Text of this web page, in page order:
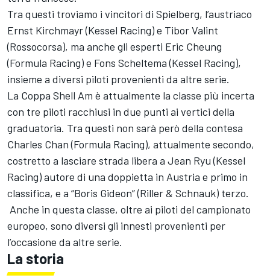
Tra questi troviamo i vincitori di Spielberg, l’austriaco
Ernst Kirchmayr (Kessel Racing) e Tibor Valint
(Rossocorsa), ma anche gli esperti Eric Cheung
(Formula Racing) e Fons Scheltema (Kessel Racing),
insieme a diversi piloti provenienti da altre serie.
La Coppa Shell Am è attualmente la classe più incerta
con tre piloti racchiusi in due punti ai vertici della
graduatoria. Tra questi non sarà però della contesa
Charles Chan (Formula Racing), attualmente secondo,
costretto a lasciare strada libera a Jean Ryu (Kessel
Racing) autore di una doppietta in Austria e primo in
classifica, e a “Boris Gideon” (Riller & Schnauk) terzo.
Anche in questa classe, oltre ai piloti del campionato
europeo, sono diversi gli innesti provenienti per
l’occasione da altre serie.
La storia